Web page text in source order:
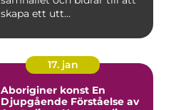
skapa ett utt...
17. jan
Aboriginer konst En
Djupgående Förståelse av